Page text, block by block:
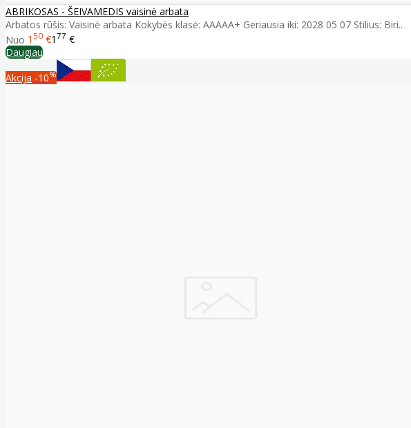
ABRIKOSAS - ŠEIVAMEDIS vaisinė arbata
Arbatos rūšis: Vaisinė arbata Kokybės klasė: AAAAA+ Geriausia iki: 2028 05 07 Stilius: Biri..
Nuo 1 50 €1 77 €
Daugiau
Akcija -10%